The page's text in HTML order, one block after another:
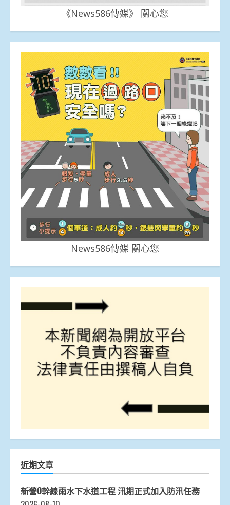
《News586傳媒》 關心您
News586傳媒 關心您
近期文章
新營O幹線雨水下水道工程 汛期正式加入防汛任務